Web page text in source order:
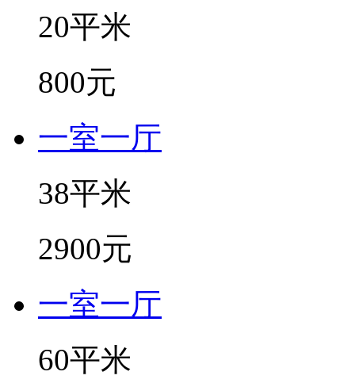
20平米
800元
一室一厅
38平米
2900元
一室一厅
60平米